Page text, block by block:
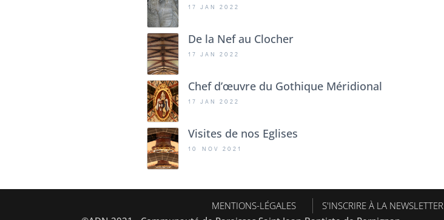
17 JAN 2022
De la Nef au Clocher
17 JAN 2022
Chef d’œuvre du Gothique Méridional
17 JAN 2022
Visites de nos Eglises
10 NOV 2021
MENTIONS-LÉGALES
S'INSCRIRE À LA NEWSLETTER